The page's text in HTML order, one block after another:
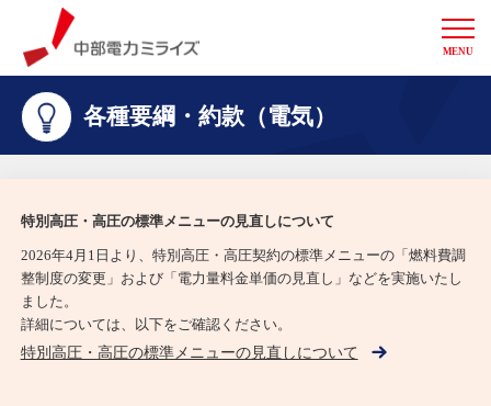
中部電力ミライズ
MENU
各種要綱・約款（電気）
特別高圧・高圧の標準メニューの見直しについて
2026年4月1日より、特別高圧・高圧契約の標準メニューの「燃料費調
整制度の変更」および「電力量料金単価の見直し」などを実施いたし
ました。
詳細については、以下をご確認ください。
特別高圧・高圧の標準メニューの見直しについて